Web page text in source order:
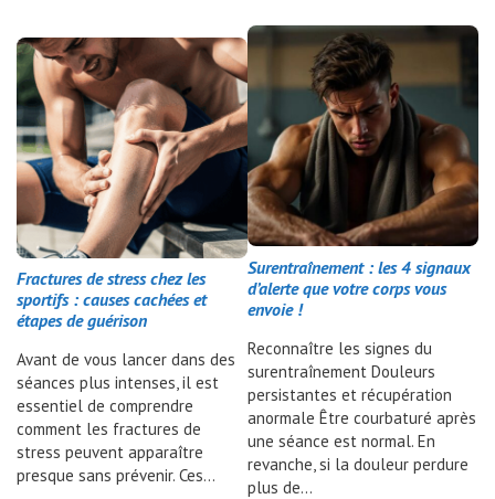
Fractures de stress chez les
sportifs : causes cachées et
étapes de guérison
Avant de vous lancer dans des
séances plus intenses, il est
essentiel de comprendre
comment les fractures de
stress peuvent apparaître
presque sans prévenir. Ces…
Surentraînement : les 4 signaux
d’alerte que votre corps vous
envoie !
Reconnaître les signes du
surentraînement Douleurs
persistantes et récupération
anormale Être courbaturé après
une séance est normal. En
revanche, si la douleur perdure
plus de…